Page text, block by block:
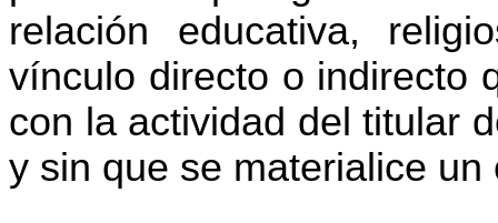
relación educativa,
vínculo directo o indirecto
con la actividad del titular
y sin que se materialice